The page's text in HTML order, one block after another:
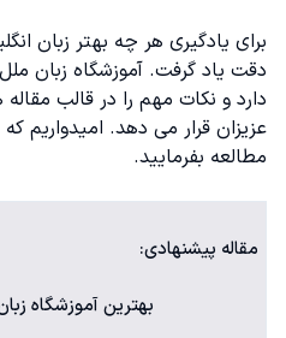
برای یادگیری هر چه بهتر زبان
دقت یاد گرفت. آموزشگاه زبان
دارد و نکات مهم را در قالب
عزیزان قرار می دهد. امیدواریم
مطالعه بفرمایید.
مقاله پیشنهادی:
بهترین آموزشگاه